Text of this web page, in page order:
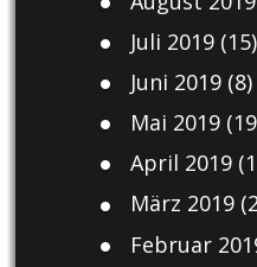
Juli 2019(15)
Juni 2019(8)
Mai 2019
April 2019
März 2019
Februar